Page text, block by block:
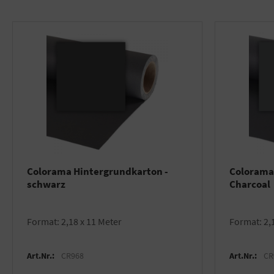
Colorama Hintergrundkarton -
schwarz
Format: 2,18 x 11 Meter
Art.Nr.: CR968
Charcoal
Format:
Art.Nr.: